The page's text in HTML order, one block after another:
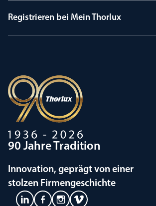
Registrieren bei Mein Thorlux
90 Jahre Tradition
Innovation, geprägt von einer
stolzen Firmengeschichte